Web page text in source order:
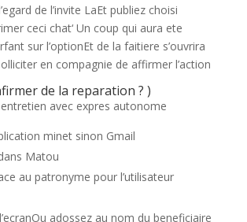
de l’invite LaEt publiez choisi
ceci chat‘ Un coup qui aura ete
sur l’optionEt de la faitiere s’ouvrira
en compagnie de affirmer l’action
de la reparation ? )
avec expres autonome
minet sinon Gmail
Matou
au patronyme pour l’utilisateur
adossez au nom du beneficiaire